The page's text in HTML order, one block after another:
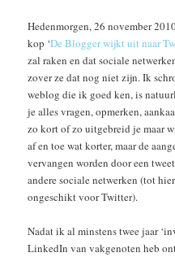
Hedenmorgen, 26 november
kop ‘De Blogger wijkt uit naar
zal raken en dat sociale
zover ze dat nog niet zijn. Ik
weblog die ik goed ken, is
je alles vragen, opmerken,
zo kort of zo uitgebreid je maar
af en toe wat korter, maar de
vervangen worden door een
andere sociale netwerken (tot
ongeschikt voor Twitter).
Nadat ik al minstens twee jaar
LinkedIn van vakgenoten heb